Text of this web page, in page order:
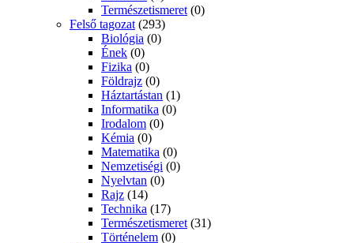
Természetismeret (0)
Felső tagozat (293)
Biológia (0)
Ének (0)
Fizika (0)
Földrajz (0)
Háztartástan (1)
Informatika (0)
Irodalom (0)
Kémia (0)
Matematika (0)
Nemzetiségi (0)
Nyelvtan (0)
Rajz (14)
Technika (17)
Természetismeret (31)
Történelem (0)